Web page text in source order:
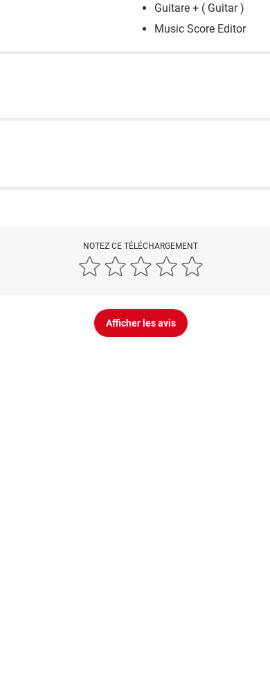
Guitare + ( Guitar )
Music Score Editor
NOTEZ CE TÉLÉCHARGEMENT
Afficher les avis